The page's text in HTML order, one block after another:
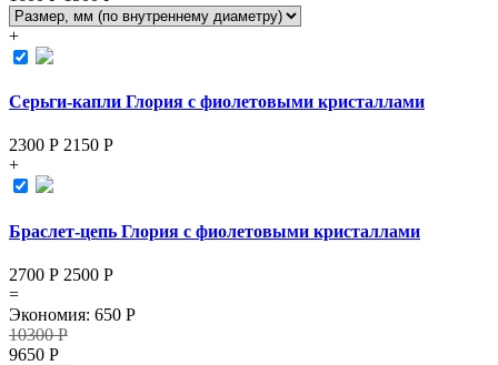
+
Серьги-капли Глория с фиолетовыми кристаллами
2300 Р 2150 Р
+
Браслет-цепь Глория с фиолетовыми кристаллами
2700 Р 2500 Р
=
Экономия: 650 Р
10300Р
9650 Р